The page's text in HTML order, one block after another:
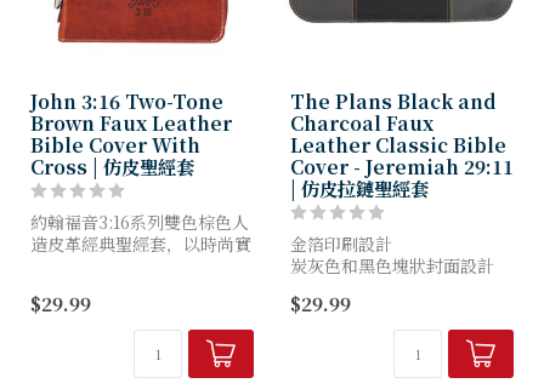
John 3:16 Two-Tone
Brown Faux Leather
Bible Cover With
Cross | 仿皮聖經套
約翰福音3:16系列雙色棕色人
造皮革經典聖經套，以時尚實
棕色雙色封面飾以淺棕十字
架，周圍鑲嵌花邊鏤空邊框。
雙色設計的底部面板以熱壓...
$29.99
The Plans Black and
Charcoal Faux
Leather Classic Bible
Cover - Jeremiah 29:11
| 仿皮拉鏈聖經套
金箔印刷設計
炭灰色和黑色塊狀封面設計
金箔經文參考
金色十字雕刻拉鍊拉頭
$29.99